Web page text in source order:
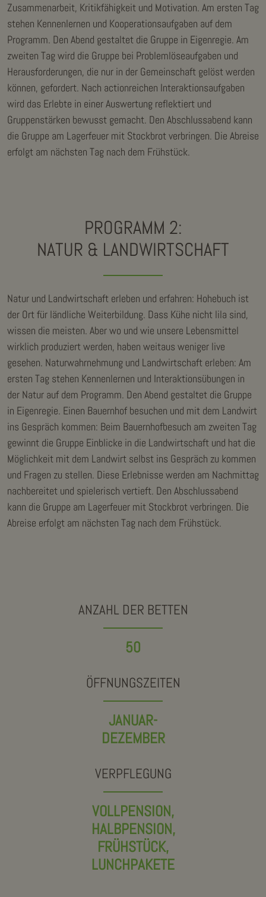
Zusammenarbeit, Kritikfähigkeit und Motivation. Am ersten Tag
stehen Kennenlernen und Kooperationsaufgaben auf dem
Programm. Den Abend gestaltet die Gruppe in Eigenregie. Am
zweiten Tag wird die Gruppe bei Problemlöseaufgaben und
Herausforderungen, die nur in der Gemeinschaft gelöst werden
können, gefordert. Nach actionreichen Interaktionsaufgaben
wird das Erlebte in einer Auswertung reflektiert und
Gruppenstärken bewusst gemacht. Den Abschlussabend kann
die Gruppe am Lagerfeuer mit Stockbrot verbringen. Die Abreise
erfolgt am nächsten Tag nach dem Frühstück.
PROGRAMM 2:
NATUR & LANDWIRTSCHAFT
Natur und Landwirtschaft erleben und erfahren: Hohebuch ist
der Ort für ländliche Weiterbildung. Dass Kühe nicht lila sind,
wissen die meisten. Aber wo und wie unsere Lebensmittel
wirklich produziert werden, haben weitaus weniger live
gesehen. Naturwahrnehmung und Landwirtschaft erleben: Am
ersten Tag stehen Kennenlernen und Interaktionsübungen in
der Natur auf dem Programm. Den Abend gestaltet die Gruppe
in Eigenregie. Einen Bauernhof besuchen und mit dem Landwirt
ins Gespräch kommen: Beim Bauernhofbesuch am zweiten Tag
gewinnt die Gruppe Einblicke in die Landwirtschaft und hat die
Möglichkeit mit dem Landwirt selbst ins Gespräch zu kommen
und Fragen zu stellen. Diese Erlebnisse werden am Nachmittag
nachbereitet und spielerisch vertieft. Den Abschlussabend
kann die Gruppe am Lagerfeuer mit Stockbrot verbringen. Die
Abreise erfolgt am nächsten Tag nach dem Frühstück.
ANZAHL DER BETTEN
50
ÖFFNUNGSZEITEN
JANUAR-
DEZEMBER
VERPFLEGUNG
VOLLPENSION,
HALBPENSION,
FRÜHSTÜCK,
LUNCHPAKETE